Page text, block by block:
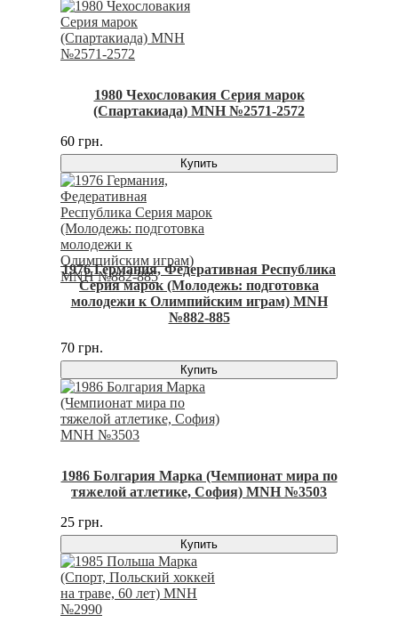
1980 Чехословакия Серия марок
(Спартакиада) MNH №2571-2572
60 грн.
Купить
1976 Германия, Федеративная Республика
Серия марок (Молодежь: подготовка
молодежи к Олимпийским играм) MNH
№882-885
70 грн.
Купить
1986 Болгария Марка (Чемпионат мира по
тяжелой атлетике, София) MNH №3503
25 грн.
Купить